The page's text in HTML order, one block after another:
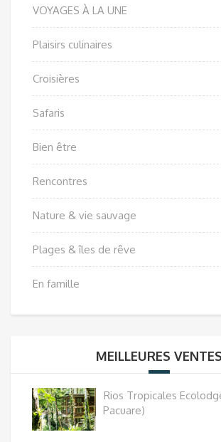
VOYAGES À LA UNE
Plaisirs culinaires
Croisières
Safaris
Bien être
Rencontres
Nature & vie sauvage
Plages & îles de rêve
En famille
MEILLEURES VENTES
Rios Tropicales
Pacuare)